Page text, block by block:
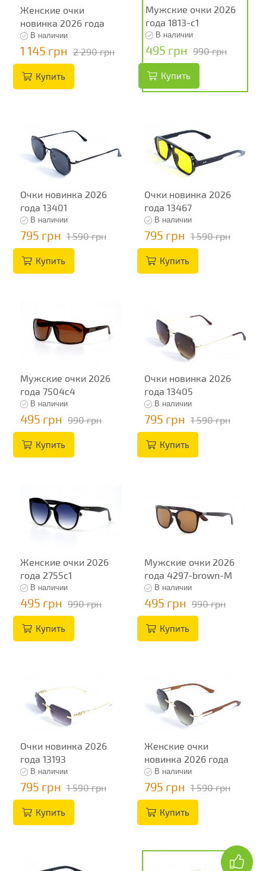
Женские очки
новинка 2026 года
13255В наличии
1 145 грн 2 290 грн
Купить
Мужские очки 2026
года 1813-с1
В наличии
495 грн 990 грн
Купить
Очки новинка 2026
года 13401
В наличии
795 грн 1 590 грн
Купить
Очки новинка 2026
года 13467
В наличии
795 грн 1 590 грн
Купить
Мужские очки 2026
года 7504c4
В наличии
495 грн 990 грн
Купить
Очки новинка 2026
года 13405
В наличии
795 грн 1 590 грн
Купить
Женские очки 2026
года 2755c1
В наличии
495 грн 990 грн
Купить
Мужские очки 2026
года 4297-brown-M
В наличии
495 грн 990 грн
Купить
Очки новинка 2026
года 13193
В наличии
795 грн 1 590 грн
Купить
Женские очки
новинка 2026 года
13240
В наличии
795 грн 1 590 грн
Купить